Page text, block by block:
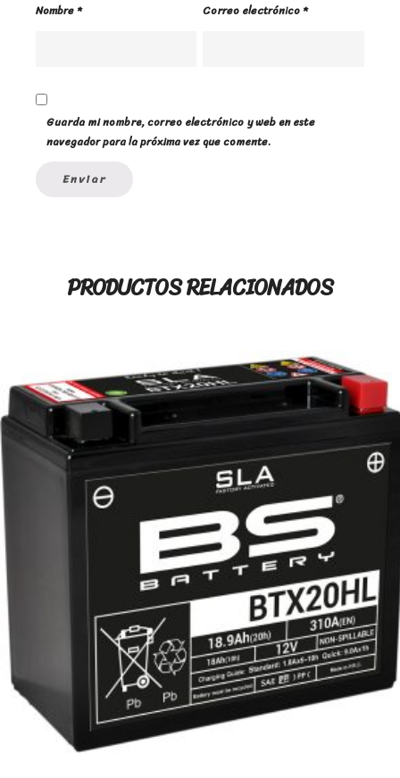
Nombre* Correo electrónico*
Guarda mi nombre, correo electrónico y web en este
navegador para la próxima vez que comente.
PRODUCTOS RELACIONADOS